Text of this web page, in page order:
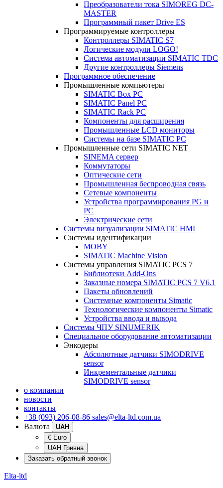
Преобразователи тока SIMOREG DC-
MASTER
Программный пакет Drive ES
Программируемые контроллеры
Контроллеры SIMATIC S7
Логические модули LOGO!
Система автоматизации SIMATIC TDC
Другие контроллеры Siemens
Программное обеспечение
Промышленные компьютеры
SIMATIC Box PC
SIMATIC Panel PС
SIMATIC Rack PC
Компоненты для расширения
Промышленные LCD мониторы
Системы на базе SIMATIC PC
Промышленные сети SIMATIC NET
SINEMA сервер
Коммутаторы
Оптические сети
Промышленная беспроводная связь
Сетевые компоненты
Устройства программирования PG и
PC
Электрические сети
Системы визуализации SIMATIC HMI
Системы идентификации
MOBY
SIMATIC Machine Vision
Системы управления SIMATIC PCS 7
Библиотеки Add-Ons
Заказные номера SIMATIC PCS 7 V6.1
Пакеты обновлений
Системные компоненты Simatic
Технологические компоненты Simatic
Устройства ввода и вывода
Системы ЧПУ SINUMERIK
Специальное оборудование автоматизации
Энкодеры
Абсолютные датчики SIMODRIVE
sensor
Инкрементальные датчики
SIMODRIVE sensor
о компании
новости
контакты
+38 (093) 206-08-86 sales@elta-ltd.com.ua
Валюта
UAH
€ Euro
UAH Гривна
Заказать обратный звонок
Elta-ltd